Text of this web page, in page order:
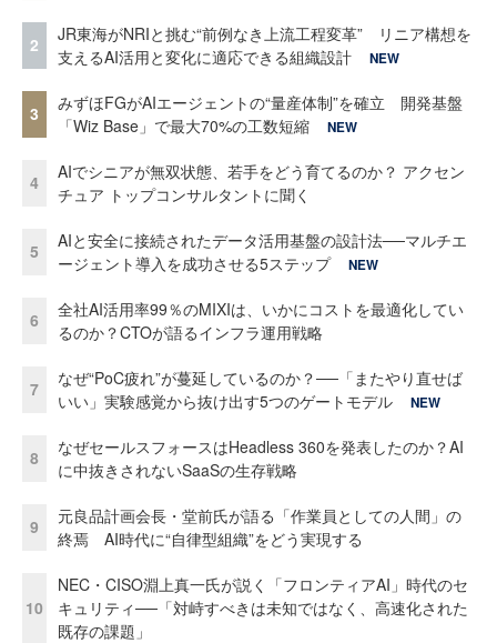
2
JR東海がNRIと挑む“前例なき上流工程変革” リニア構想を
支えるAI活用と変化に適応できる組織設計
NEW
3
みずほFGがAIエージェントの“量産体制”を確立 開発基盤
「Wiz Base」で最大70%の工数短縮
NEW
4
AIでシニアが無双状態、若手をどう育てるのか？ アクセン
チュア トップコンサルタントに聞く
5
AIと安全に接続されたデータ活用基盤の設計法──マルチエ
ージェント導入を成功させる5ステップ
NEW
6
全社AI活用率99％のMIXIは、いかにコストを最適化してい
るのか？CTOが語るインフラ運用戦略
7
なぜ“PoC疲れ”が蔓延しているのか？──「またやり直せば
いい」実験感覚から抜け出す5つのゲートモデル
NEW
8
なぜセールスフォースはHeadless 360を発表したのか？AI
に中抜きされないSaaSの生存戦略
9
元良品計画会長・堂前氏が語る「作業員としての人間」の
終焉 AI時代に“自律型組織”をどう実現する
10
NEC・CISO淵上真一氏が説く「フロンティアAI」時代のセ
キュリティ──「対峙すべきは未知ではなく、高速化された
既存の課題」